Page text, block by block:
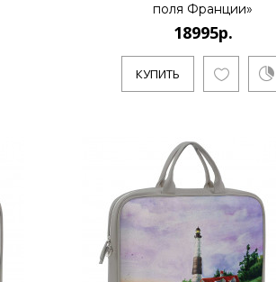
поля Франции»
18995р.
КУПИТЬ